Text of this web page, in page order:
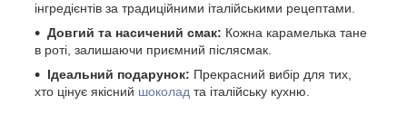
інгредієнтів за традиційними італійськими рецептами.
Довгий та насичений смак: Кожна карамелька тане
в роті, залишаючи приємний післясмак.
Ідеальний подарунок: Прекрасний вибір для тих,
хто цінує якісний шоколад та італійську кухню.